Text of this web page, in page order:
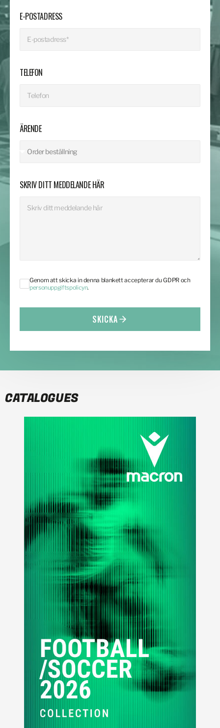
E-POSTADRESS
TELEFON
ÄRENDE
SKRIV DITT MEDDELANDE HÄR
Genom att skicka in denna blankett accepterar du GDPR och
personuppgiftspolicyn.
SKICKA
CATALOGUES